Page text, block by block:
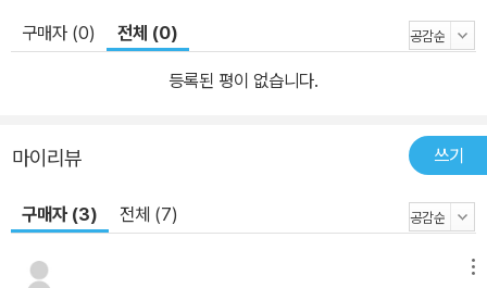
구매자 (0) 전체 (0)
등록된 평이 없습니다.
마이리뷰 쓰기
구매자 (3) 전체 (7)